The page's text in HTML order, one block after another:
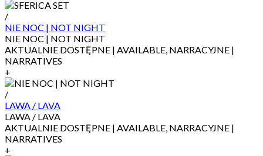
/
NIE NOC | NOT NIGHT
NIE NOC | NOT NIGHT
AKTUALNIE DOSTĘPNE | AVAILABLE, NARRACYJNE |
NARRATIVES
+
/
LAWA / LAVA
LAWA / LAVA
AKTUALNIE DOSTĘPNE | AVAILABLE, NARRACYJNE |
NARRATIVES
+